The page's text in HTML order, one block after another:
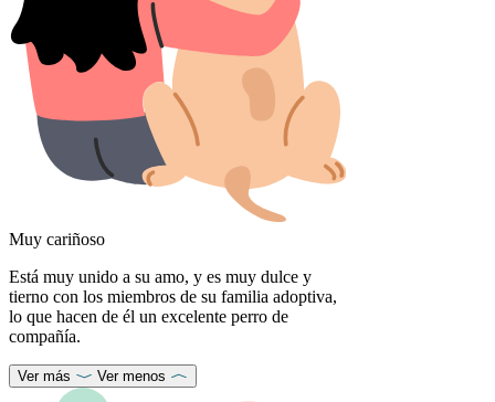
Muy cariñoso
Está muy unido a su amo, y es muy dulce y
tierno con los miembros de su familia adoptiva,
lo que hacen de él un excelente perro de
compañía.
Ver más Ver menos